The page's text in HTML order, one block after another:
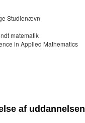
Studienævn
matematik
in Applied Mathematics
af uddannelsen